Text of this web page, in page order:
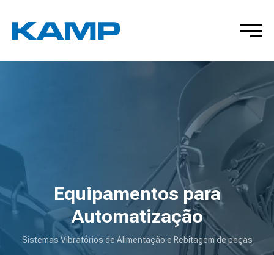
Equipamentos para
Automatização
Sistemas Vibratórios de Alimentação e Rebitagem de peças